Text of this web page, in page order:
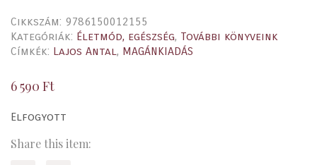
Cikkszám: 9786150012155
Kategóriák: Életmód, egészség, További könyveink
Címkék: Lajos Antal, MAGÁNKIADÁS
6 590 Ft
Elfogyott
Share this item: